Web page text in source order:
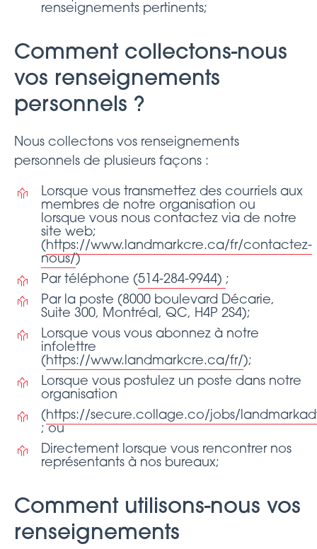
renseignements pertinents;
Comment collectons-nous
vos renseignements
personnels ?
Nous collectons vos renseignements
personnels de plusieurs façons :
Lorsque vous transmettez des courriels aux
membres de notre organisation ou
lorsque vous nous contactez via de notre
site web;
(https://www.landmarkcre.ca/fr/contactez-
nous/)
Par téléphone (514-284-9944) ;
Par la poste (8000 boulevard Décarie,
Suite 300, Montréal, QC, H4P 2S4);
Lorsque vous vous abonnez à notre
infolettre
(https://www.landmarkcre.ca/fr/);
Lorsque vous postulez un poste dans notre
organisation
(https://secure.collage.co/jobs/
; ou
Directement lorsque vous rencontrer nos
représentants à nos bureaux;
Comment utilisons-nous vos
renseignements